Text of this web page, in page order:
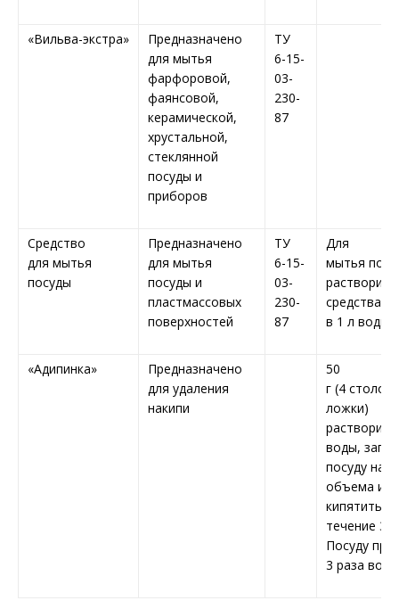
«Вильва-экстра»
Предназначено
для мытья
фарфоровой,
фаянсовой,
керамической,
хрустальной,
стеклянной
посуды и
приборов
ТУ
6-15-
03-
230-
87
Средство
для мытья
посуды
Предназначено
для мытья
посуды и
пластмассовых
поверхностей
ТУ
6-15-
03-
230-
87
Для
мытья
растворить
средства
в 1 л воды
«Адипинка»
Предназначено
для удаления
накипи
50
г (4
ложки)
воды,
посуду на
объема и
кипятить в
течение 30
Посуду
3 раза